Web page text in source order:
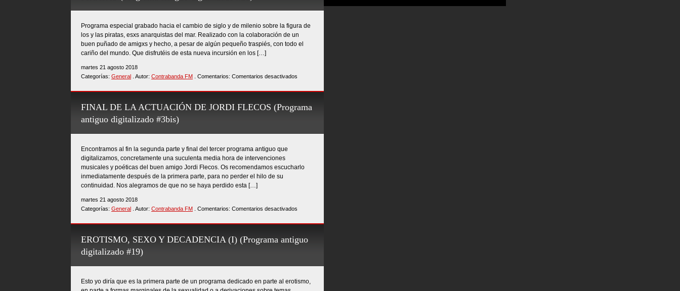
BATAILLE-
antiguo
digitalizado
#21)
Programa especial grabado hacia el cambio de siglo y de milenio sobre la figura de
los y las piratas, esxs anarquistas del mar. Realizado con la colaboración de un
buen puñado de amigxs y hecho, a pesar de algún pequeño traspiés, con todo el
cariño del mundo. Que disfrutéis de esta nueva incursión en los […]
martes 21 agosto 2018
Categorías: General . Autor: Contrabanda FM . Comentarios: Comentarios desactivados
(Programa
digitalizado
FINAL DE LA ACTUACIÓN DE JORDI FLECOS (Programa
antiguo digitalizado #3bis)
Encontramos al fin la segunda parte y final del tercer programa antiguo que
digitalizamos, concretamente una suculenta media hora de intervenciones
musicales y poéticas del buen amigo Jordi Flecos. Os recomendamos escucharlo
inmediatamente después de la primera parte, para no perder el hilo de su
continuidad. Nos alegramos de que no se haya perdido esta […]
martes 21 agosto 2018
Categorías: General . Autor: Contrabanda FM . Comentarios: Comentarios desactivados
DE
ACTUACIÓN
(Programa
EROTISMO, SEXO Y DECADENCIA (I) (Programa antiguo
digitalizado #19)
Esto yo diría que es la primera parte de un programa dedicado en parte al erotismo,